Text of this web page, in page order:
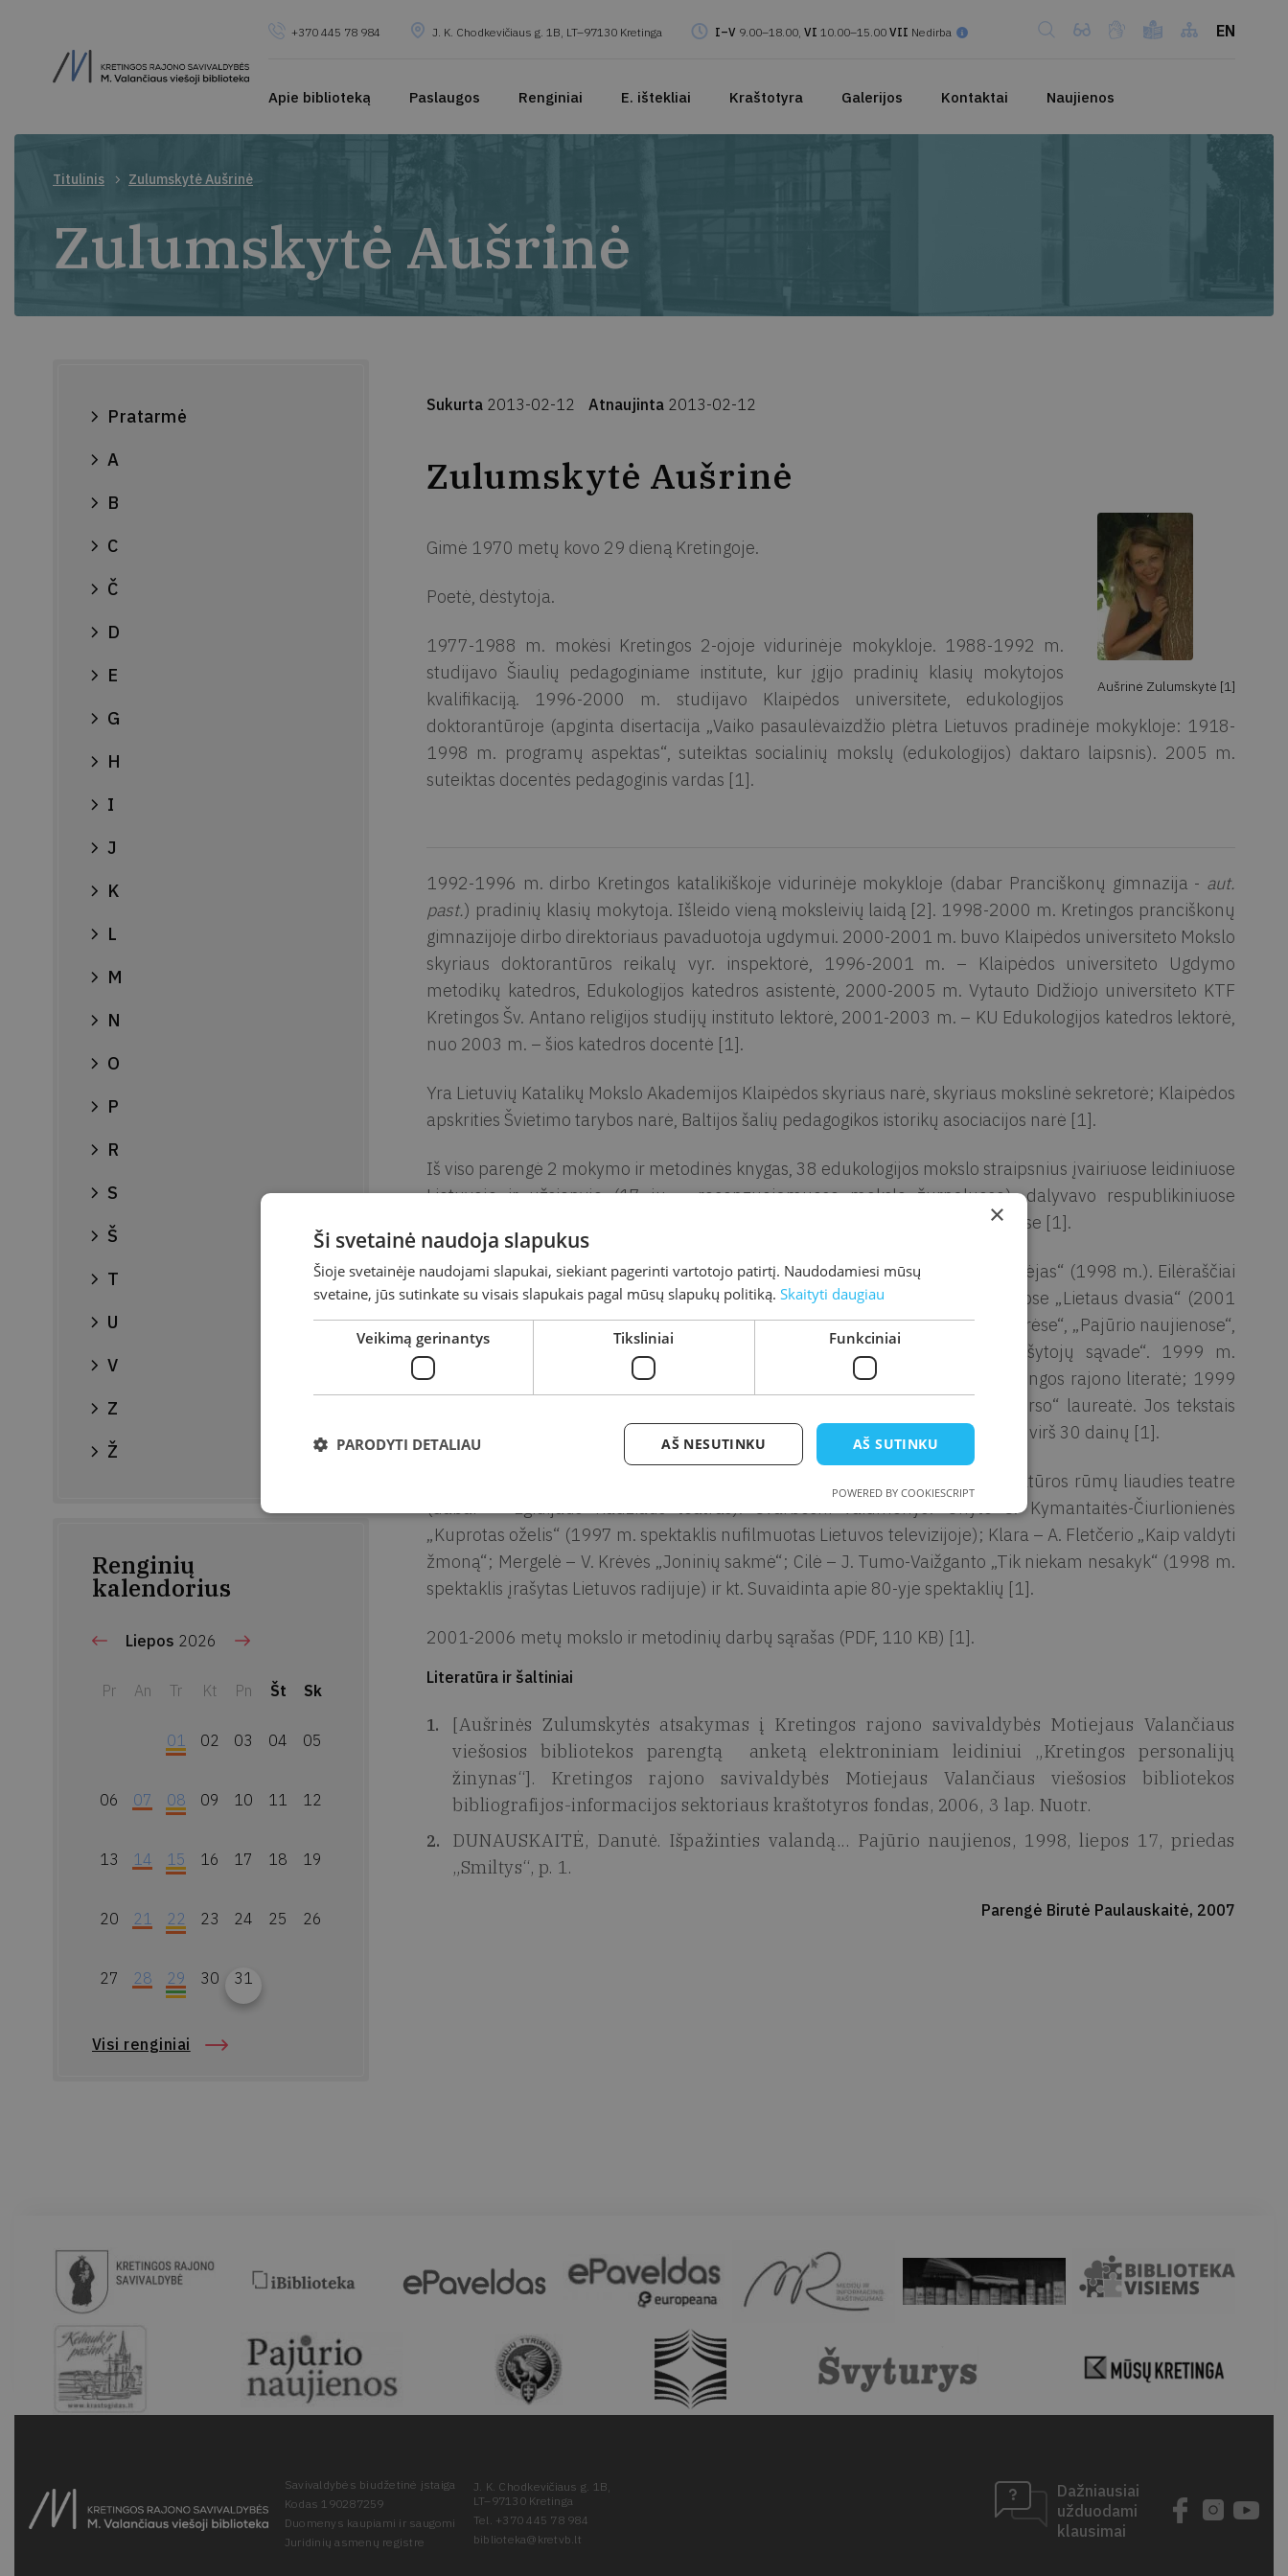
+370 445 78 984 J. K. Chodkevičiaus g. 1B, LT–97130 Kretinga I–V 9.00–18.00, VI 10.00–15.00 VII Nedirba EN
Apie biblioteką Paslaugos Renginiai E. ištekliai Kraštotyra Galerijos Kontaktai Naujienos
Titulinis Zulumskytė Aušrinė
Zulumskytė Aušrinė
Pratarmė
A
B
C
Č
D
E
G
H
I
J
K
L
M
N
O
P
R
S
Š
T
U
V
Z
Ž
Renginių
kalendorius
Liepos 2026
Pr An Tr Kt Pn Št Sk
01 02 03 04 05
06 07 08 09 10 11 12
13 14 15 16 17 18 19
20 21 22 23 24 25 26
27 28 29 30 31
Visi renginiai
Sukurta 2013-02-12 Atnaujinta 2013-02-12
Zulumskytė Aušrinė
Aušrinė Zulumskytė [1]
Gimė 1970 metų kovo 29 dieną Kretingoje.
Poetė, dėstytoja.
1977-1988 m. mokėsi Kretingos 2-ojoje vidurinėje mokykloje. 1988-1992 m.
studijavo Šiaulių pedagoginiame institute, kur įgijo pradinių klasių mokytojos
kvalifikaciją. 1996-2000 m. studijavo Klaipėdos universitete, edukologijos
doktorantūroje (apginta disertacija „Vaiko pasaulėvaizdžio plėtra Lietuvos pradinėje mokykloje: 1918-
1998 m. programų aspektas“, suteiktas socialinių mokslų (edukologijos) daktaro laipsnis). 2005 m.
suteiktas docentės pedagoginis vardas [1].
1992-1996 m. dirbo Kretingos katalikiškoje vidurinėje mokykloje (dabar Pranciškonų gimnazija - aut.
past.) pradinių klasių mokytoja. Išleido vieną moksleivių laidą [2]. 1998-2000 m. Kretingos pranciškonų
gimnazijoje dirbo direktoriaus pavaduotoja ugdymui. 2000-2001 m. buvo Klaipėdos universiteto Mokslo
skyriaus doktorantūros reikalų vyr. inspektorė, 1996-2001 m. – Klaipėdos universiteto Ugdymo
metodikų katedros, Edukologijos katedros asistentė, 2000-2005 m. Vytauto Didžiojo universiteto KTF
Kretingos Šv. Antano religijos studijų instituto lektorė, 2001-2003 m. – KU Edukologijos katedros lektorė,
nuo 2003 m. – šios katedros docentė [1].
Yra Lietuvių Katalikų Mokslo Akademijos Klaipėdos skyriaus narė, skyriaus mokslinė sekretorė; Klaipėdos
apskrities Švietimo tarybos narė, Baltijos šalių pedagogikos istorikų asociacijos narė [1].
Iš viso parengė 2 mokymo ir metodinės knygas, 38 edukologijos mokslo straipsnius įvairiuose leidiniuose
Lietuvoje ir užsienyje (17 jų – recenzuojamuose mokslo žurnaluose), dalyvavo respublikiniuose
moksliniuose tyrimuose, tarpuniversitetiniuose specialistų rengimo projektuose [1].
Išleido du eilėraščių rinkinius: „Didelis vilties pasaulis“ (1995 m.) ir „Ilgesio vėjas“ (1998 m.). Eilėraščiai
publikuoti „Poezijos pavasaris 1999“ ir „Baltija 2002“ almanachuose; knygose „Lietaus dvasia“ (2001
m.), „Kretingos krašto žodžio meistrai“ (2004 m.), „Literatūroje ir mene“, „Gairėse“, „Pajūrio naujienose“,
„Švyturyje“, „Šeimininkėje“, „Inžinerijoje“. Kūryba pristatyta „Lietuvos rašytojų sąvade“. 1999 m.
premijuota Bronės ir Jono Liniauskų premija kaip geriausia 1999 metų Kretingos rajono literatė; 1999
m. – Lietuvos mokytojų literatų „Spindulio“ draugijos „Vieno kūrinio konkurso“ laureatė. Jos tekstais
(drauge su rajono muzikais A. Žiliu, P. Razmu, B. Anužiu, V. Šluočiumi) sukurta virš 30 dainų [1].
1992-1998 m. vadovaujant režisieriui Egidijui Radžiui dalyvavo Kretingos kultūros rūmų liaudies teatre
(dabar – Egidijaus Radžiaus teatras). Svarbesni vaidmenys: Onytė S. Kymantaitės-Čiurlionienės
„Kuprotas oželis“ (1997 m. spektaklis nufilmuotas Lietuvos televizijoje); Klara – A. Fletčerio „Kaip valdyti
žmoną“; Mergelė – V. Krėvės „Joninių sakmė“; Cilė – J. Tumo-Vaižganto „Tik niekam nesakyk“ (1998 m.
spektaklis įrašytas Lietuvos radijuje) ir kt. Suvaidinta apie 80-yje spektaklių [1].
2001-2006 metų mokslo ir metodinių darbų sąrašas (PDF, 110 KB) [1].
Literatūra ir šaltiniai
[Aušrinės Zulumskytės atsakymas į Kretingos rajono savivaldybės Motiejaus Valančiaus
viešosios bibliotekos parengtą anketą elektroniniam leidiniui „Kretingos personalijų
žinynas“]. Kretingos rajono savivaldybės Motiejaus Valančiaus viešosios bibliotekos
bibliografijos-informacijos sektoriaus kraštotyros fondas, 2006, 3 lap. Nuotr.
DUNAUSKAITĖ, Danutė. Išpažinties valandą... Pajūrio naujienos, 1998, liepos 17, priedas
„Smiltys“, p. 1.
Parengė Birutė Paulauskaitė, 2007
Savivaldybės biudžetinė įstaiga
Kodas 190287259
Duomenys kaupiami ir saugomi
Juridinių asmenų registre
J. K. Chodkevičiaus g. 1B,
LT–97130 Kretinga
Tel. +370 445 78 984
biblioteka@kretvb.lt
Dažniausiai
užduodami
klausimai
×
Ši svetainė naudoja slapukus
Šioje svetainėje naudojami slapukai, siekiant pagerinti vartotojo patirtį. Naudodamiesi mūsų
svetaine, jūs sutinkate su visais slapukais pagal mūsų slapukų politiką. Skaityti daugiau
Veikimą gerinantys Tiksliniai Funkciniai
AŠ SUTINKU
AŠ NESUTINKU
PARODYTI DETALIAU
POWERED BY COOKIESCRIPT